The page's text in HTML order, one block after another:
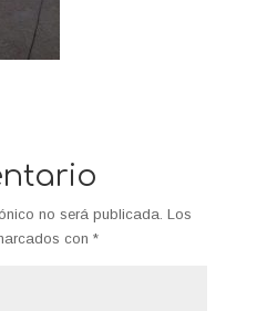
no será publicada. Los
con *